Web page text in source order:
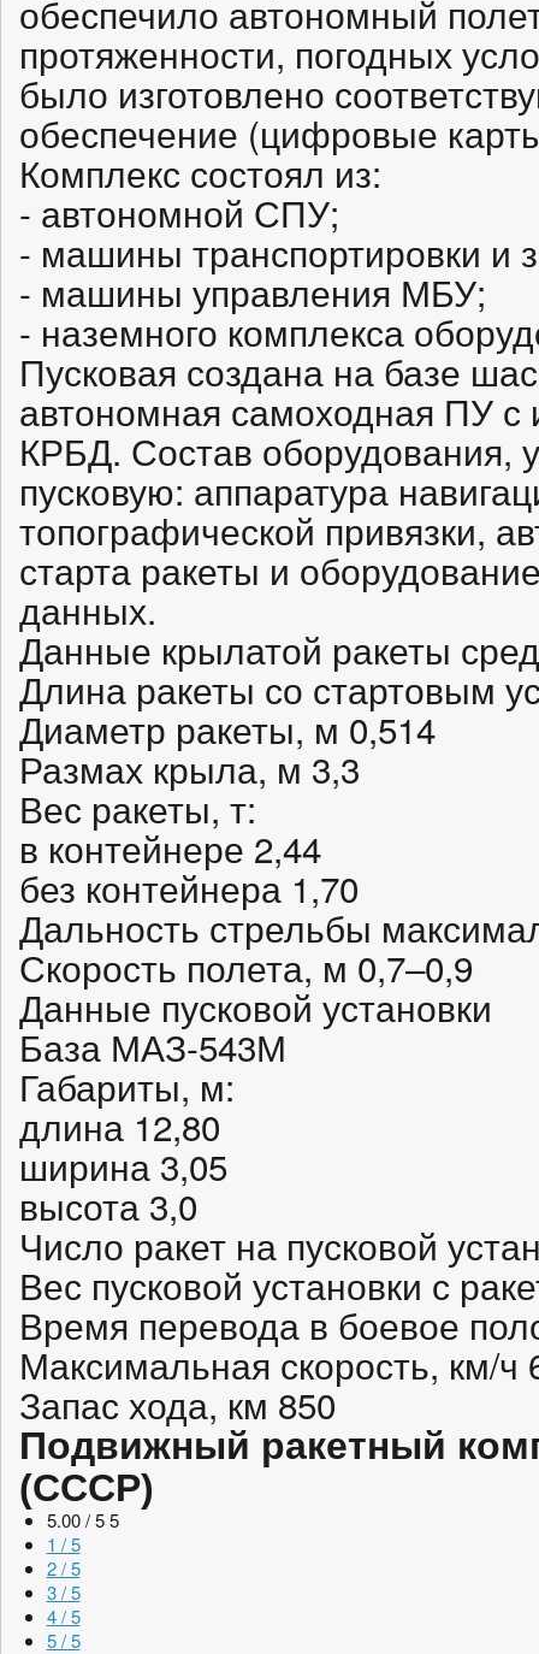
обеспечило автономный
протяженности, погодных
было изготовлено
обеспечение (цифровые
Комплекс состоял из:
- автономной СПУ;
- машины транспортировки и
- машины управления МБУ;
- наземного комплекса
Пусковая создана на базе
автономная самоходная ПУ с
КРБД. Состав оборудования,
пусковую: аппаратура
топографической привязки,
старта ракеты и
данных.
Данные крылатой ракеты
Длина ракеты со стартовым
Диаметр ракеты, м 0,514
Размах крыла, м 3,3
Вес ракеты, т:
в контейнере 2,44
без контейнера 1,70
Дальность стрельбы
Скорость полета, м 0,7–0,9
Данные пусковой установки
База МАЗ-543М
Габариты, м:
длина 12,80
ширина 3,05
высота 3,0
Число ракет на пусковой
Вес пусковой установки с
Время перевода в боевое
Максимальная скорость, км/ч
Запас хода, км 850
Подвижный ракетный
(СССР)
5.00 / 5 5
1 / 5
2 / 5
3 / 5
4 / 5
5 / 5